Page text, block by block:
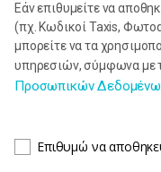
Εάν επιθυμείτε να
(πχ. Κωδικοί Taxis,
μπορείτε να τα
υπηρεσιών, σύμφωνα με
Προσωπικών
Επιθυμώ να